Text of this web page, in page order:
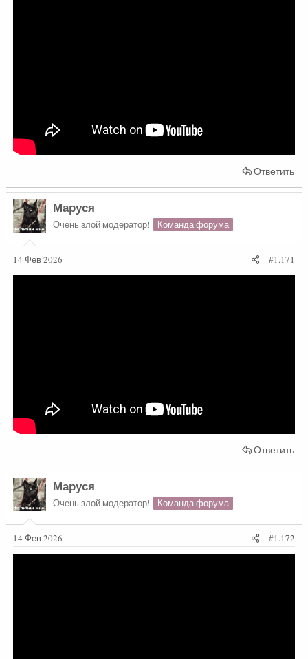
Ответить
Маруся
Очень злой модератор! Команда форума
14 Фев 2026 #1.171
Ответить
Маруся
Очень злой модератор! Команда форума
14 Фев 2026 #1.172